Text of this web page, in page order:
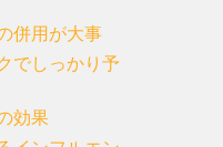
併用が大事
でしっかり予
効果